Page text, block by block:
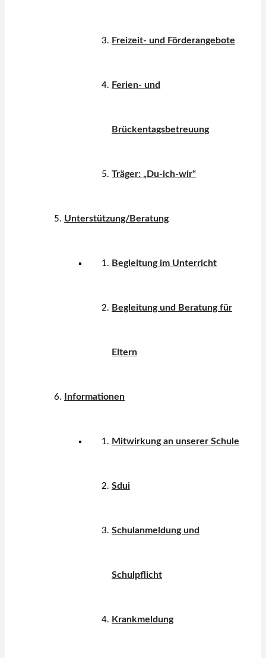
Freizeit- und Förderangebote
Ferien- und
Brückentagsbetreuung
Träger: „Du-ich-wir“
Unterstützung/Beratung
Begleitung im Unterricht
Begleitung und Beratung für
Eltern
Informationen
Mitwirkung an unserer Schule
Sdui
Schulanmeldung und
Schulpflicht
Krankmeldung